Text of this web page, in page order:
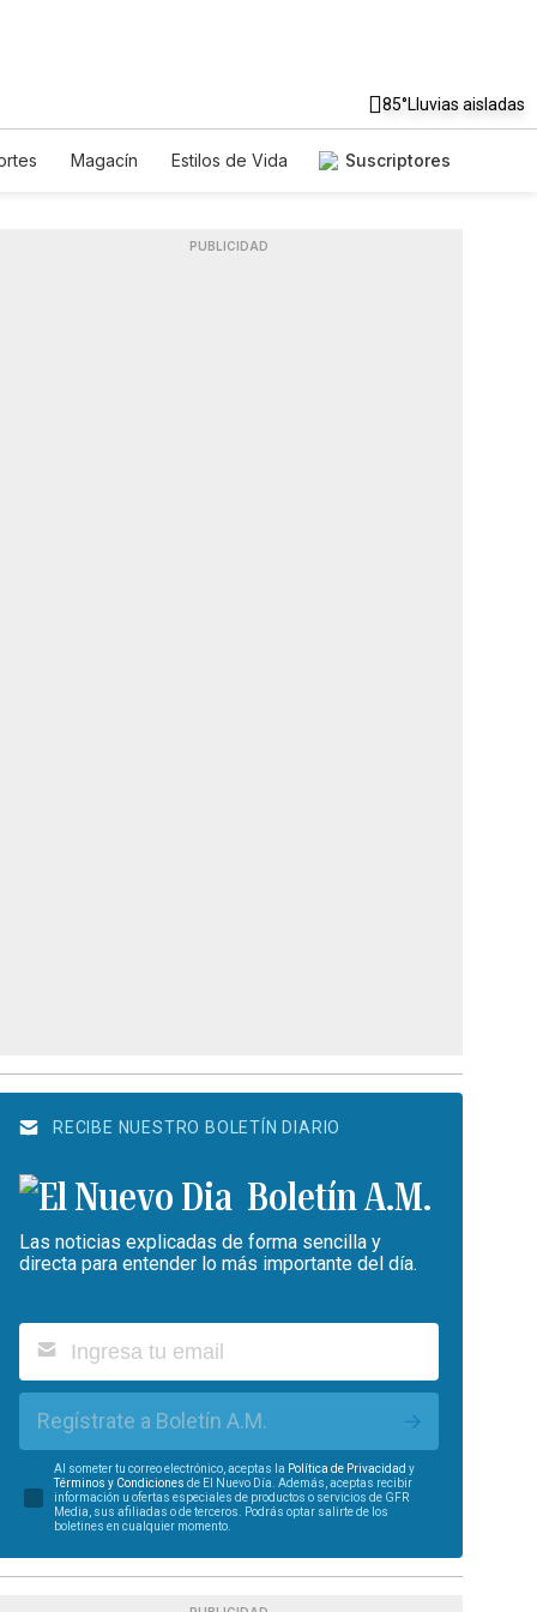
85°Lluvias aisladas
Magacín
Estilos de Vida
Suscriptores
PUBLICIDAD
RECIBE NUESTRO BOLETÍN DIARIO
Boletín A.M.
Las noticias explicadas de forma sencilla y
directa para entender lo más importante del día.
Regístrate a Boletín A.M.
Al someter tu correo electrónico, aceptas la Política de Privacidad y
Términos y Condiciones de El Nuevo Día. Además, aceptas recibir
información u ofertas especiales de productos o servicios de GFR
Media, sus afiliadas o de terceros. Podrás optar salirte de los
boletines en cualquier momento.